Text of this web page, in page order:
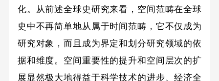
化。从前述全球史研究来看，空间范畴在全球
史中不再简单地从属于时间范畴，它不仅成为
研究对象，而且成为界定和划分研究领域的依
据和维度。空间重要性的提升和空间层次的扩
展显然极大地得益于科学技术的进步、经济全